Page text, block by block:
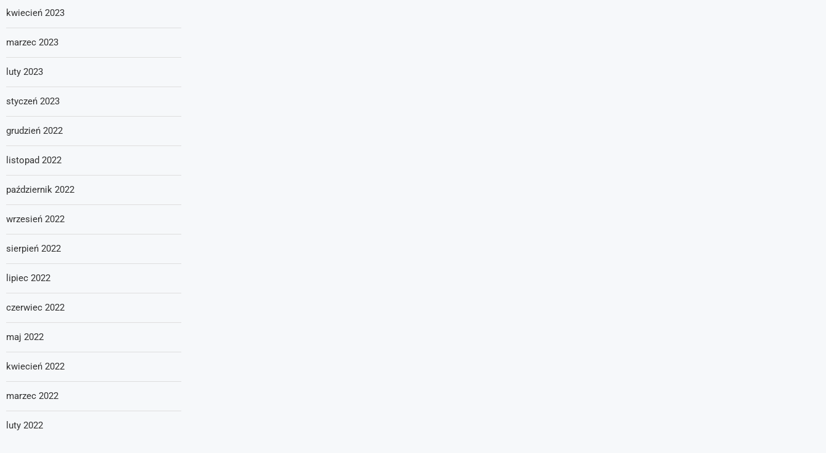
kwiecień 2023
marzec 2023
luty 2023
styczeń 2023
grudzień 2022
listopad 2022
październik 2022
wrzesień 2022
sierpień 2022
lipiec 2022
czerwiec 2022
maj 2022
kwiecień 2022
marzec 2022
luty 2022